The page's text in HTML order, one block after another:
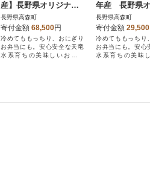
産】長野県オリジナル
米「風さやか」玄米30k
g
長野県高森町
寄付金額 68,500円
冷めてももっちり、おにぎり
お弁当にも。安心安全な天竜
水系育ちの美味しいお米で
年産 長野県
ル米「風さやか
0kg
長野県高森町
寄付金額 29,500
冷めてももっちり
お弁当にも。安心
水系育ちの美味